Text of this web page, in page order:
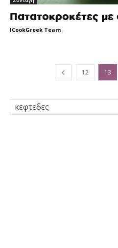
Πατατοκροκέτες με
ICookGreek Team -
12 13